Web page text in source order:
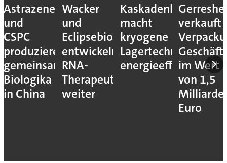
Wacker
und
Eclipsebio
entwickeln
RNA-
Therapeutika
weiter
Kaskadenkonzept
macht
kryogene
Lagertechnik
energieeffizienter
Gerresheimer
verkauft
Verpackungs-
Geschäftseinheiten
im Wert
Codis
Catalent-
Standort
in